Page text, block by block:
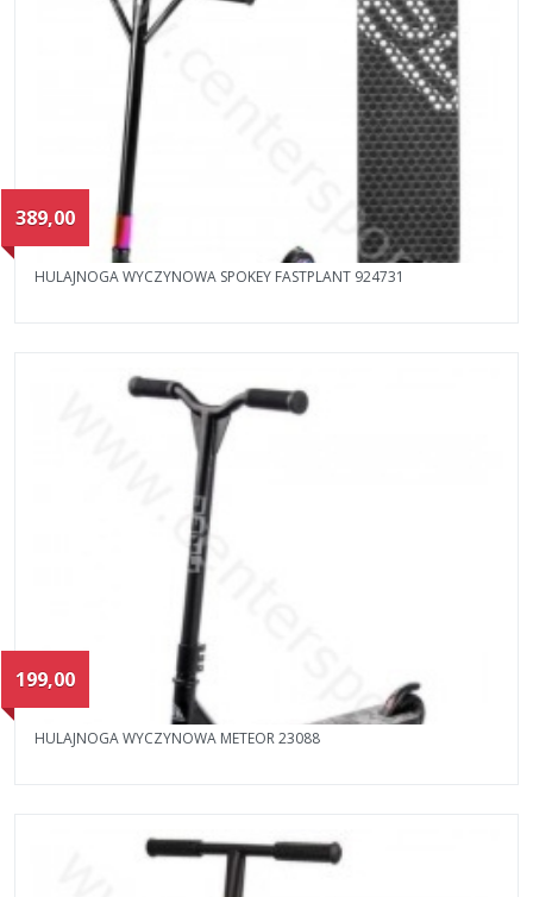
389,00
HULAJNOGA WYCZYNOWA SPOKEY FASTPLANT 924731
199,00
HULAJNOGA WYCZYNOWA METEOR 23088